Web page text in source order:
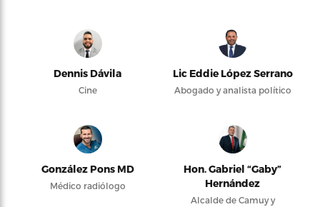
Dennis Dávila
Cine
Lic Eddie López Serrano
Abogado y analista político
González Pons MD
Médico radiólogo
Hon. Gabriel “Gaby”
Hernández
Alcalde de Camuy y